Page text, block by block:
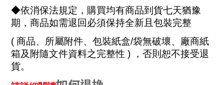
◆依消保法規定，購買均有商品到貨七天猶豫
期，商品如需退回必須保持全新且包裝完整
( 商品、所屬附件、包裝紙盒/袋無破壞、廠商紙
箱及附隨文件資料之完整性 )
，否則恕不接受退
貨。